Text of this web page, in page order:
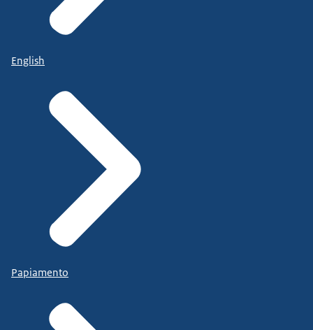
English
Papiamento